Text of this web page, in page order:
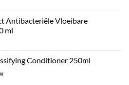
Antibacteriële Vloeibare
ml
Conditioner 250ml